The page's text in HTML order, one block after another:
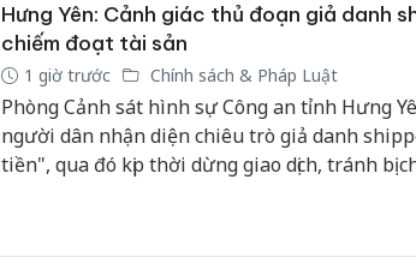
Hưng Yên: Cảnh giác thủ đoạn giả danh
chiếm đoạt tài sản
1 giờ trước Chính sách & Pháp Luật
Phòng Cảnh sát hình sự Công an tỉnh Hưng
người dân nhận diện chiêu trò giả danh
tiền", qua đó kịp thời dừng giao dịch, tránh bị